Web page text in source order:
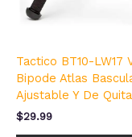
Tactico BT10-LW17
Bipode Atlas
Ajustable Y De
$29.99